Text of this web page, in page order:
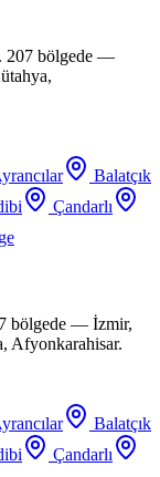
207 bölgede —
Balatçık
Çandarlı
bölgede — İzmir,
Afyonkarahisar.
Balatçık
Çandarlı